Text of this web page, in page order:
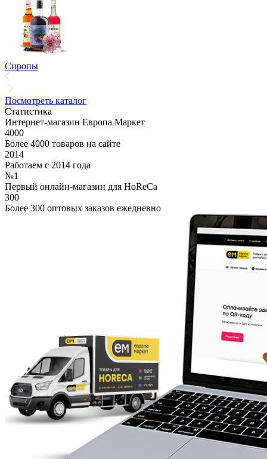
Сиропы
Посмотреть каталог
Статистика
Интернет-магазин Европа Маркет
4000
Более 4000 товаров на сайте
2014
Работаем с 2014 года
№1
Первый онлайн-магазин для HoReCa
300
Более 300 оптовых заказов ежедневно